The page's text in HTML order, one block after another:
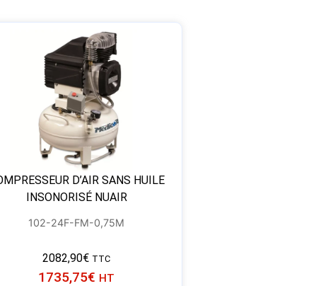
D’AIR SANS HUILE
INSONORISÉ NUAIR
102-24F-FM-0,75M
2082,90€ TTC
1735,75€ HT